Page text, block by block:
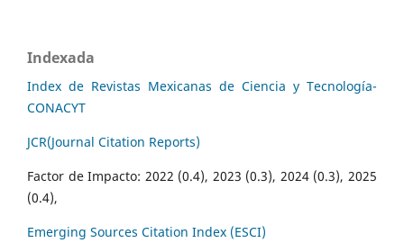
Indexada
Index de Revistas Mexicanas de Ciencia y Tecnología-
CONACYT
JCR(Journal Citation Reports)
Factor de Impacto: 2022 (0.4), 2023 (0.3), 2024 (0.3), 2025
(0.4),
Emerging Sources Citation Index (ESCI)